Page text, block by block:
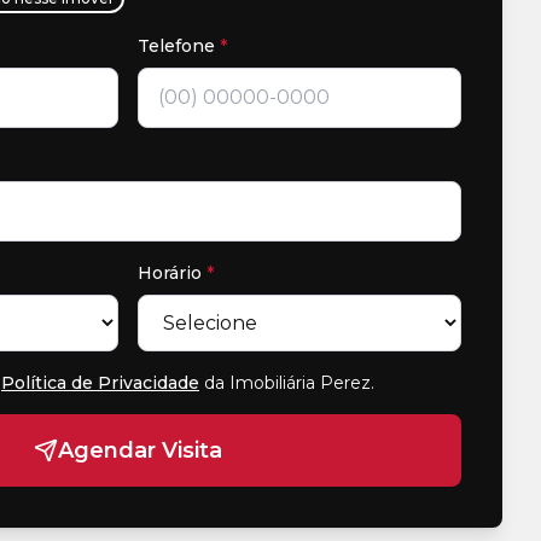
Telefone *
Horário *
Política de Privacidade da Imobiliária Perez.
Agendar Visita